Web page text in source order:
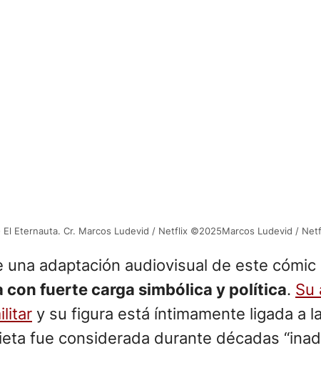
El Eternauta. Cr. Marcos Ludevid / Netflix ©2025Marcos Ludevid /
adaptación audiovisual de este
con fuerte carga simbólica y política. Su
y su figura está íntimamente ligada a
fue considerada durante décadas